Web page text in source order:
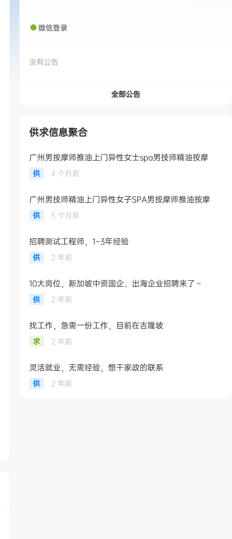
微信登录
没有公告
全部公告
供求信息聚合
广州男按摩师推油上门异性女士spa男技师精油按摩
供 4 个月前
广州男技师精油上门异性女子SPA男按摩师推油按摩
供 5 个月前
招聘测试工程师，1~3年经验
供 2 年前
10大岗位，新加坡中资国企、出海企业招聘来了～
供 2 年前
找工作，急需一份工作，目前在吉隆坡
求 2 年前
灵活就业，无需经验，想干家政的联系
供 2 年前